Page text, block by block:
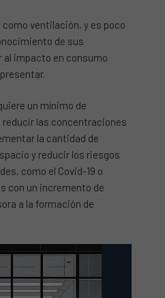
ventilación, y es poco
de sus
al impacto en consumo
un mínimo de
las concentraciones
la cantidad de
y reducir los riesgos
como el Covid-19 o
con un incremento de
a la formación de